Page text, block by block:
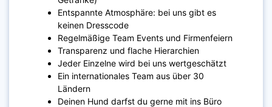
Entspannte Atmosphäre: bei uns gibt es
keinen Dresscode
Regelmäßige Team Events und Firmenfeiern
Transparenz und flache Hierarchien
Jeder Einzelne wird bei uns wertgeschätzt
Ein internationales Team aus über 30
Ländern
Deinen Hund darfst du gerne mit ins Büro